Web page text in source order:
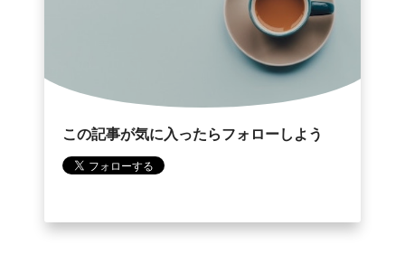
この記事が気に入ったらフォローしよう